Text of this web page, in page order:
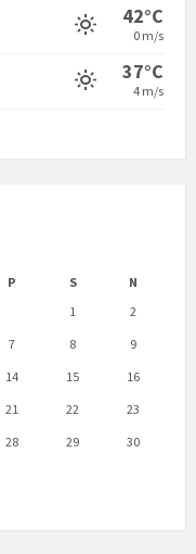
42°C
0 m/s
37°C
4 m/s
P S
N
1
2
7 8
9
14 15
16
21 22
23
28 29
30